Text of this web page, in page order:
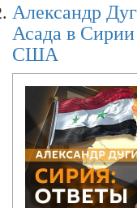
Александр
Аравии и
конференции
Александр
ФРГ и попытки
Румынии? И в
политика?
вопросы ищем
философом
Александр
Асада в Сирии
США